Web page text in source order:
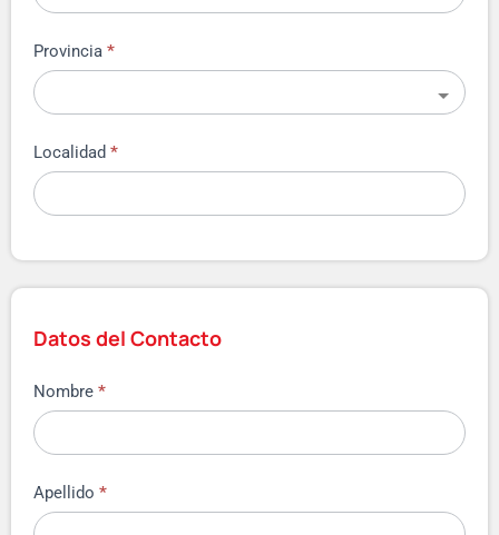
Provincia *
Localidad *
Datos del Contacto
Nombre *
Apellido *